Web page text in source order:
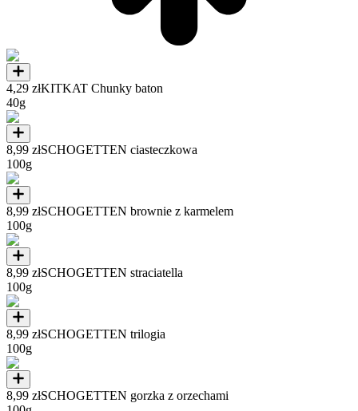
4,29 złKITKAT Chunky baton
40g
8,99 złSCHOGETTEN ciasteczkowa
100g
8,99 złSCHOGETTEN brownie z karmelem
100g
8,99 złSCHOGETTEN straciatella
100g
8,99 złSCHOGETTEN trilogia
100g
8,99 złSCHOGETTEN gorzka z orzechami